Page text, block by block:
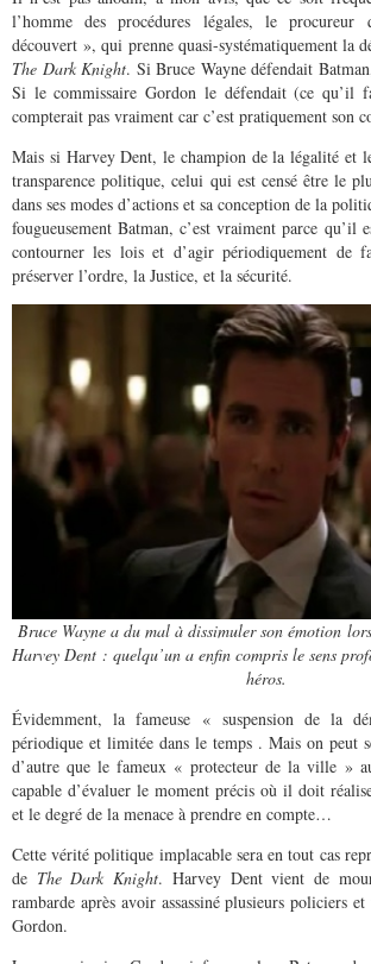
l’homme des procédures légales, le
découvert », qui prenne quasi-systématiquement la
The Dark Knight. Si Bruce Wayne défendait
Si le commissaire Gordon le défendait (ce qu’il
compterait pas vraiment car c’est pratiquement son
Mais si Harvey Dent, le champion de la légalité et
transparence politique, celui qui est censé être le
dans ses modes d’actions et sa conception de la
fougueusement Batman, c’est vraiment parce qu’il
contourner les lois et d’agir périodiquement de
préserver l’ordre, la Justice, et la sécurité.
Bruce Wayne a du mal à dissimuler son émotion
Harvey Dent : quelqu’un a enfin compris le sens
héros.
Évidemment, la fameuse « suspension de la
périodique et limitée dans le temps . Mais on peut
d’autre que le fameux « protecteur de la ville »
capable d’évaluer le moment précis où il doit
et le degré de la menace à prendre en compte…
Cette vérité politique implacable sera en tout cas
de The Dark Knight. Harvey Dent vient de
rambarde après avoir assassiné plusieurs policiers
Gordon.